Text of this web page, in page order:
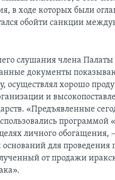
в ходе которых были
обойти санкции
слушания члена Палаты
документы
осуществлял хорошо
и
«Предъявленные
программой
личного обогащения,
для проведения
от продажи